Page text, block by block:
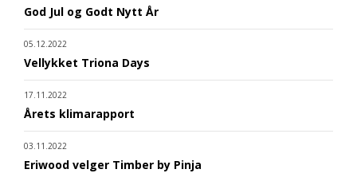
God Jul og Godt Nytt År
05.12.2022
Vellykket Triona Days
17.11.2022
Årets klimarapport
03.11.2022
Eriwood velger Timber by Pinja